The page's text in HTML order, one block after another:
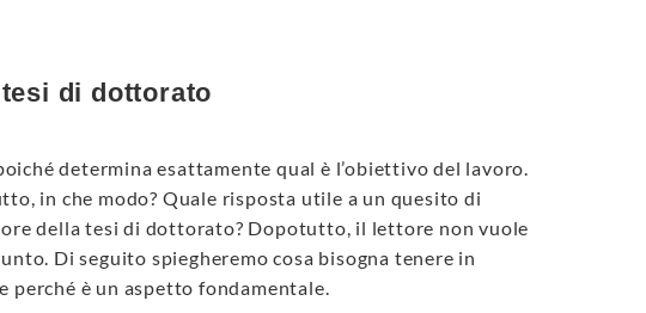
di dottorato
determina esattamente qual è l’obiettivo del lavoro.
in che modo? Quale risposta utile a un quesito di
della tesi di dottorato? Dopotutto, il lettore non vuole
Di seguito spiegheremo cosa bisogna tenere in
perché è un aspetto fondamentale.